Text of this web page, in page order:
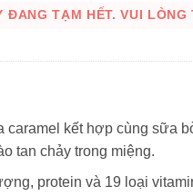
ĐANG TẠM HẾT. VUI LÒNG
caramel kết hợp cùng sữa
tan chảy trong miệng.
protein và 19 loại